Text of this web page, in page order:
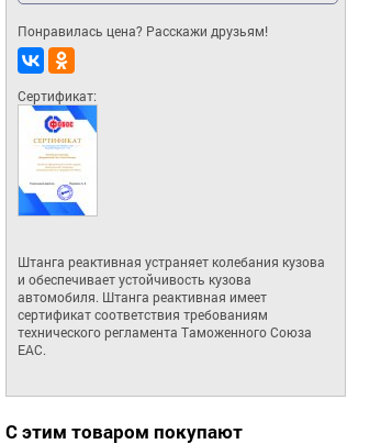
Понравилась цена? Расскажи друзьям!
Сертификат:
Штанга реактивная устраняет колебания кузова
и обеспечивает устойчивость кузова
автомобиля. Штанга реактивная имеет
сертификат соответствия требованиям
технического регламента Таможенного Союза
ЕАС.
С этим товаром покупают